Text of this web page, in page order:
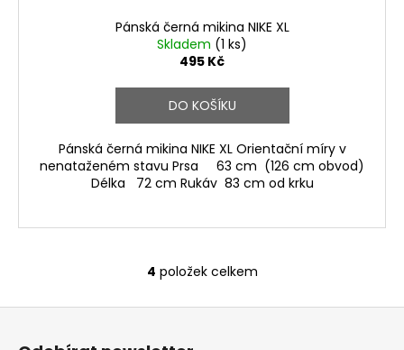
Pánská černá mikina NIKE XL
Skladem (1 ks)
495 Kč
DO KOŠÍKU
Pánská černá mikina NIKE XL Orientační míry v
nenataženém stavu Prsa 63 cm (126 cm obvod)
Délka 72 cm Rukáv 83 cm od krku
O
v
4 položek celkem
Z